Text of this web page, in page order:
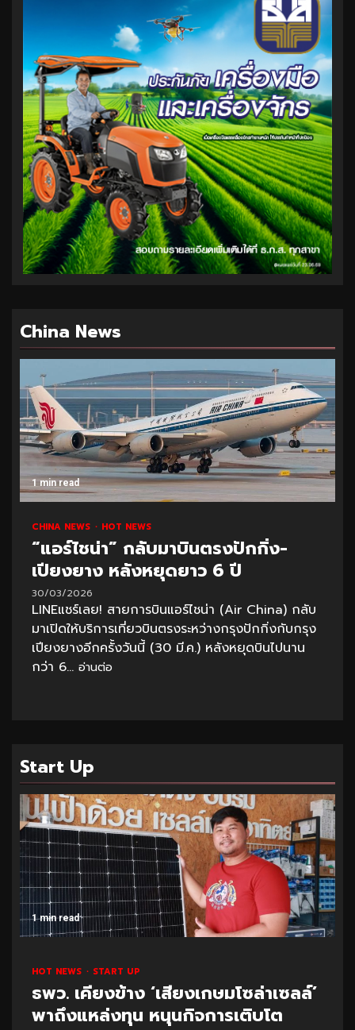
China News
1 min read
CHINA NEWS HOT NEWS
“แอร์ไชน่า” กลับมาบินตรงปักกิ่ง-
เปียงยาง หลังหยุดยาว 6 ปี
30/03/2026
LINEแชร์เลย! สายการบินแอร์ไชน่า (Air China) กลับ
มาเปิดให้บริการเที่ยวบินตรงระหว่างกรุงปักกิ่งกับกรุง
เปียงยางอีกครั้งวันนี้ (30 มี.ค.) หลังหยุดบินไปนาน
กว่า 6... อ่านต่อ
Start Up
1 min read
HOT NEWS START UP
ธพว. เคียงข้าง ‘เสียงเกษมโซล่าเซลล์’
พาถึงแหล่งทุน หนุนกิจการเติบโต